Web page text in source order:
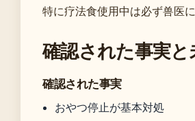
特に疗法食使用中は必ず兽医
確認された事実
確認された事実
おやつ停止が基本対処